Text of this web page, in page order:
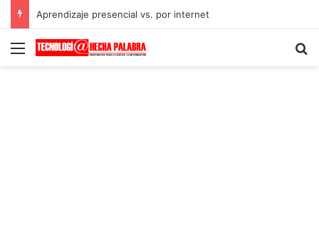
Aprendizaje presencial vs. por internet
Menú